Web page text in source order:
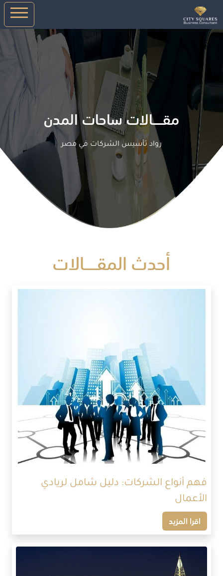
مقـــــالات ساحات المدن
رواد تأسيس الشركات في مصر
أحدث المقـــــالات
فهم أنواع الشركات: دليل شامل لريادي
الأعمال
اقرا المزيد